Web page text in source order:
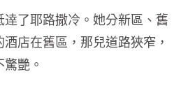
了耶路撒冷。她分新區、舊
店在舊區，那兒道路狹窄，
艷。